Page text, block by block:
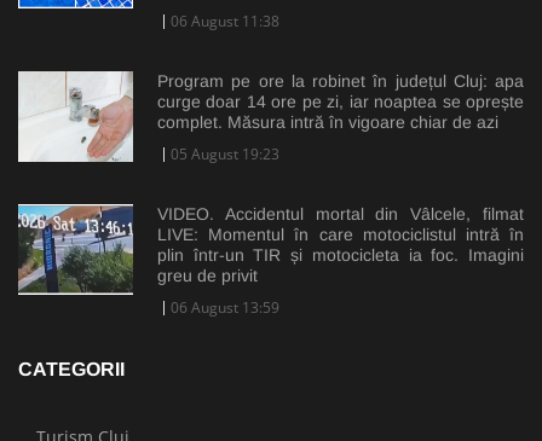
06 August 11:38
Program pe ore la robinet în județul Cluj: apa
curge doar 14 ore pe zi, iar noaptea se oprește
complet. Măsura intră în vigoare chiar de azi
05 August 19:23
VIDEO. Accidentul mortal din Vâlcele, filmat
LIVE: Momentul în care motociclistul intră în
plin într-un TIR și motocicleta ia foc. Imagini
greu de privit
06 August 13:59
CATEGORII